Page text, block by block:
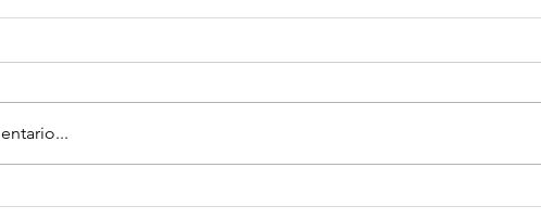
las Mejores
¡Acapulco y Guerrero se